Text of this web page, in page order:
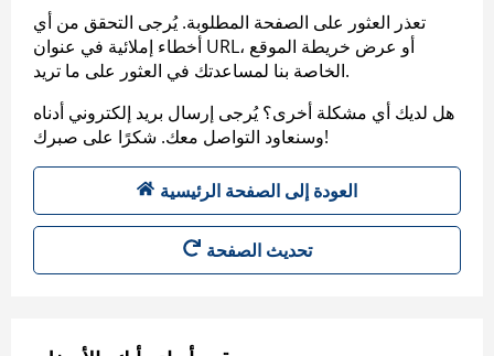
تعذر العثور على الصفحة المطلوبة. يُرجى التحقق من أي
أخطاء إملائية في عنوان URL، أو عرض خريطة الموقع
الخاصة بنا لمساعدتك في العثور على ما تريد.
هل لديك أي مشكلة أخرى؟ يُرجى إرسال بريد إلكتروني أدناه
وسنعاود التواصل معك. شكرًا على صبرك!
العودة إلى الصفحة الرئيسية
تحديث الصفحة